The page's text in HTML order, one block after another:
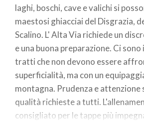
laghi, boschi, cave e valichi si
maestosi ghiacciai del Disgrazia,
Scalino. L' Alta Via richiede un
e una buona preparazione. Ci
tratti che non devono essere
superficialità, ma con un
montagna. Prudenza e attenzione
qualità richieste a tutti.
consigliato per le tappe più